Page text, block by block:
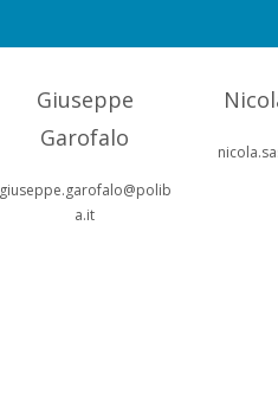
Giuseppe
Garofalo
giuseppe.garofalo@polib
a.it